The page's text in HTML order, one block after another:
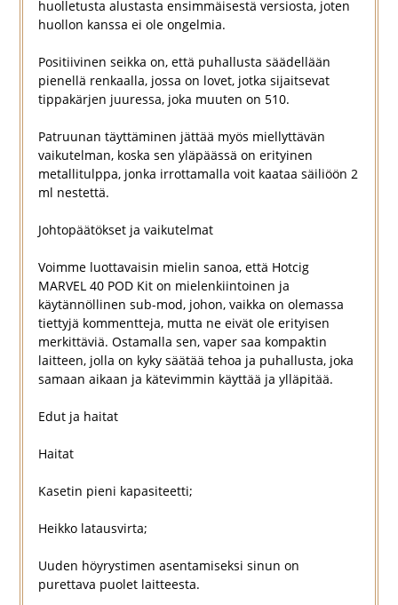
huolletusta alustasta ensimmäisestä versiosta, joten
huollon kanssa ei ole ongelmia.
Positiivinen seikka on, että puhallusta säädellään
pienellä renkaalla, jossa on lovet, jotka sijaitsevat
tippakärjen juuressa, joka muuten on 510.
Patruunan täyttäminen jättää myös miellyttävän
vaikutelman, koska sen yläpäässä on erityinen
metallitulppa, jonka irrottamalla voit kaataa säiliöön 2
ml nestettä.
Johtopäätökset ja vaikutelmat
Voimme luottavaisin mielin sanoa, että Hotcig
MARVEL 40 POD Kit on mielenkiintoinen ja
käytännöllinen sub-mod, johon, vaikka on olemassa
tiettyjä kommentteja, mutta ne eivät ole erityisen
merkittäviä. Ostamalla sen, vaper saa kompaktin
laitteen, jolla on kyky säätää tehoa ja puhallusta, joka
samaan aikaan ja kätevimmin käyttää ja ylläpitää.
Edut ja haitat
Haitat
Kasetin pieni kapasiteetti;
Heikko latausvirta;
Uuden höyrystimen asentamiseksi sinun on
purettava puolet laitteesta.